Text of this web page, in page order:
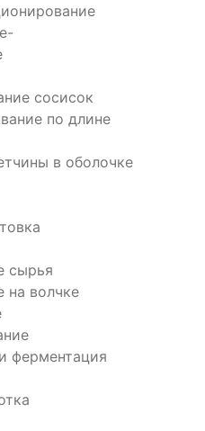
сосисок
по длине
в оболочке
сырья
на волчке
ферментация